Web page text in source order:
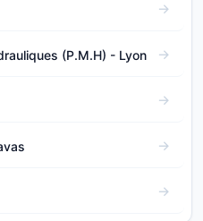
(P.M.H) - Lyon